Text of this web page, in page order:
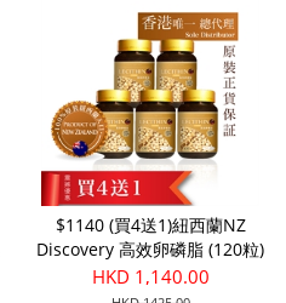
$1140 (買4送1)紐西蘭NZ
Discovery 高效卵磷脂 (120粒)
HKD 1,140.00